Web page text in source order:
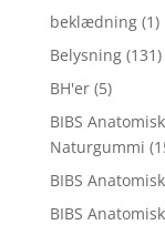
beklædning (1)
Belysning (131)
BH'er (5)
BIBS
Naturgummi
BIBS
BIBS